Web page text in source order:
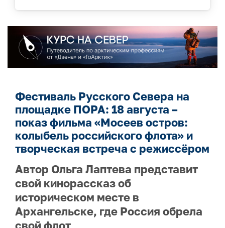
Фестиваль Русского Севера на
площадке ПОРА: 18 августа –
показ фильма «Мосеев остров:
колыбель российского флота» и
творческая встреча с режиссёром
Автор Ольга Лаптева представит
свой кинорассказ об
историческом месте в
Архангельске, где Россия обрела